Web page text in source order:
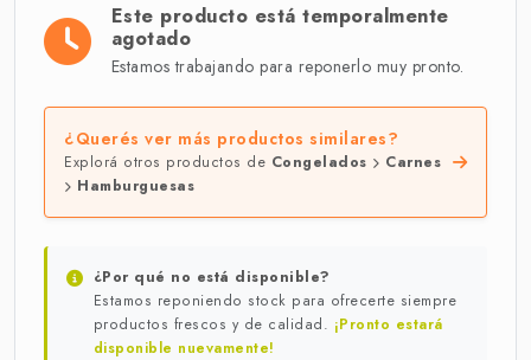
Este producto está temporalmente
agotado
Estamos trabajando para reponerlo muy pronto.
¿Querés ver más productos similares?
Explorá otros productos de Congelados
Carnes
Hamburguesas
¿Por qué no está disponible?
Estamos reponiendo stock para ofrecerte siempre
productos frescos y de calidad. ¡Pronto estará
disponible nuevamente!